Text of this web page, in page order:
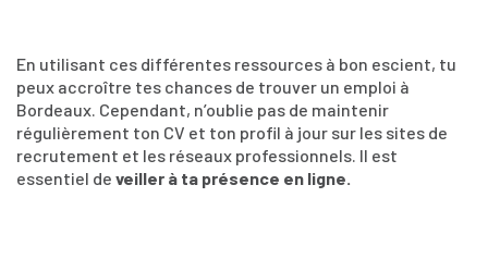
En utilisant ces différentes ressources à bon escient, tu
peux accroître tes chances de trouver un emploi à
Bordeaux. Cependant, n’oublie pas de maintenir
régulièrement ton CV et ton profil à jour sur les sites de
recrutement et les réseaux professionnels. Il est
essentiel de veiller à ta présence en ligne.